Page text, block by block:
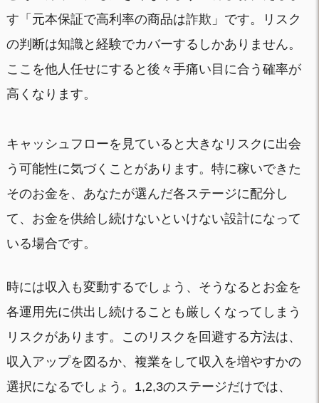
す「元本保証で高利率の商品は詐欺」です。リスク
の判断は知識と経験でカバーするしかありません。
ここを他人任せにすると後々手痛い目に合う確率が
高くなります。
キャッシュフローを見ていると大きなリスクに出会
う可能性に気づくことがあります。特に稼いできた
そのお金を、あなたが選んだ各ステージに配分し
て、お金を供給し続けないといけない設計になって
いる場合です。
時には収入も変動するでしょう、そうなるとお金を
各運用先に供出し続けることも厳しくなってしまう
リスクがあります。このリスクを回避する方法は、
収入アップを図るか、複業をして収入を増やすかの
選択になるでしょう。1,2,3のステージだけでは、